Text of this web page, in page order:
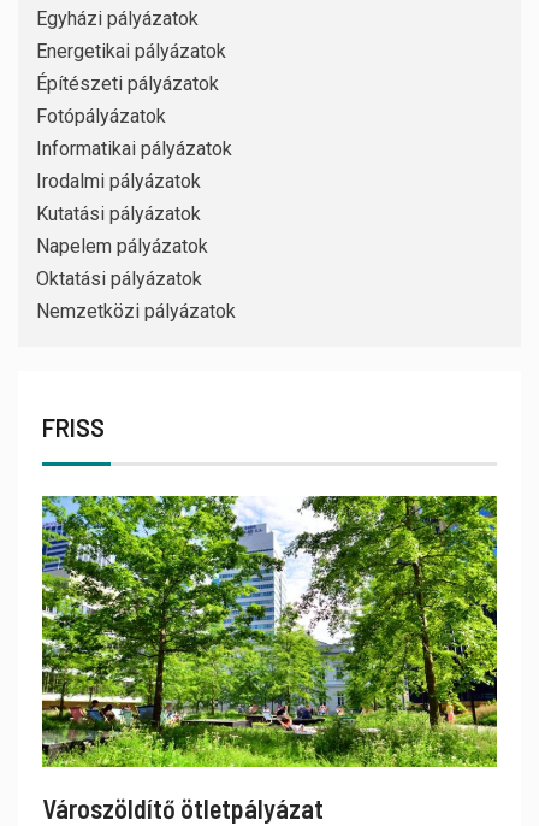
Egyházi pályázatok
Energetikai pályázatok
Építészeti pályázatok
Fotópályázatok
Informatikai pályázatok
Irodalmi pályázatok
Kutatási pályázatok
Napelem pályázatok
Oktatási pályázatok
Nemzetközi pályázatok
FRISS
Városzöldítő ötletpályázat